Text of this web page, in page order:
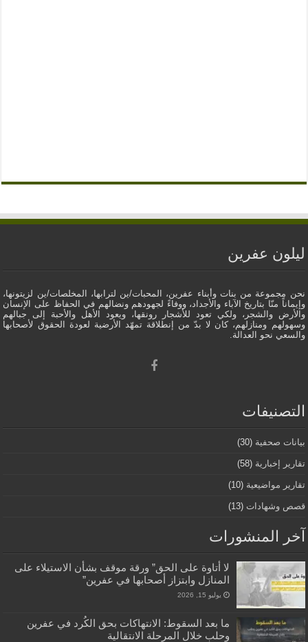
ليلون عفرين
نحن مجموعة من بنات وأبناء عفرين، المحبات/ين لترابها، المخلصات/ين لزيتونها،
وإيماناً منّا بتاريخ الآباء والأجداد، ووفاءً لجهودهم ونضالهم في الحفاظ على الإنسان
والأرض والشجر، ولكي تعود للأشجار رونقها، ويعود الأهل والأحبة إلى جبالهم
وسهولهم ومنازلهم، كان لا بدّ من إنطلاقة تمهّد الأرضية لعودة الحقوق لأصحابها
والسعي نحو العدالة.
التصنيفات
بيانات صحفية (30)
تقارير إخبارية (58)
تقارير مواضيعية (10)
قصص وشهادات (13)
آخر المنشورات
لا أتاوة على الحق” ورقة موقف بشأن الاستيلاء على
المنازل وابتزاز أصحابها في عفرين”
يوليو 15, 2026
ما بعد السقوط: الانتهاكات بحق الكُرد في عفرين
وحلب خلال المرحلة الانتقالية